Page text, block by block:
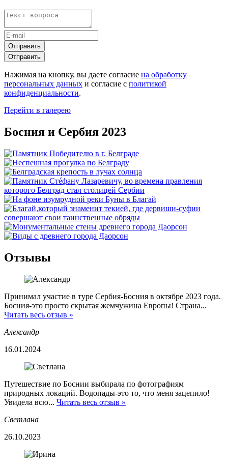
Отправить
Отправить
Нажимая на кнопку, вы даете согласие на обработку
персональных данных и согласие с политикой
конфиденциальности.
Перейти в галерею
Босния и Сербия 2023
Отзывы
Принимал участие в туре Сербия-Босния в октябре 2023 года.
Босния-это просто скрытая жемчужина Европы! Страна...
Читать весь отзыв »
Александр
16.01.2024
Путешествие по Боснии выбирала по фотографиям
природных локаций. Водопады-это то, что меня зацепило!
Увидела всю... Читать весь отзыв »
Светлана
26.10.2023